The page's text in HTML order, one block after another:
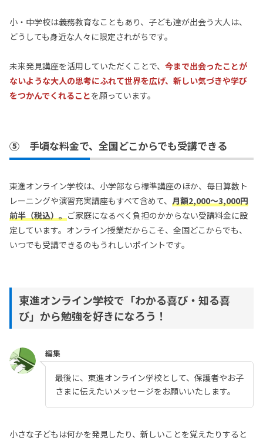
小・中学校は義務教育なこともあり、子ども達が出会う大人は、
どうしても身近な人々に限定されがちです。
未来発見講座を活用していただくことで、 今まで出会ったことが
ないような大人の思考にふれて世界を広げ、新しい気づきや学び
をつかんでくれることを願っています。
⑤ 手頃な料金で、全国どこからでも受講できる
東進オンライン学校は、小学部なら標準講座のほか、毎日算数ト
レーニングや演習充実講座もすべて含めて、 月額2,000〜3,000円
前半（税込）。 ご家庭になるべく負担のかからない受講料金に設
定しています。オンライン授業だからこそ、全国どこからでも、
いつでも受講できるのもうれしいポイントです。
東進オンライン学校で「わかる喜び・知る喜
び」から勉強を好きになろう！
編集
最後に、東進オンライン学校として、保護者やお子
さまに伝えたいメッセージをお願いいたします。
小さな子どもは何かを発見したり、新しいことを覚えたりすると